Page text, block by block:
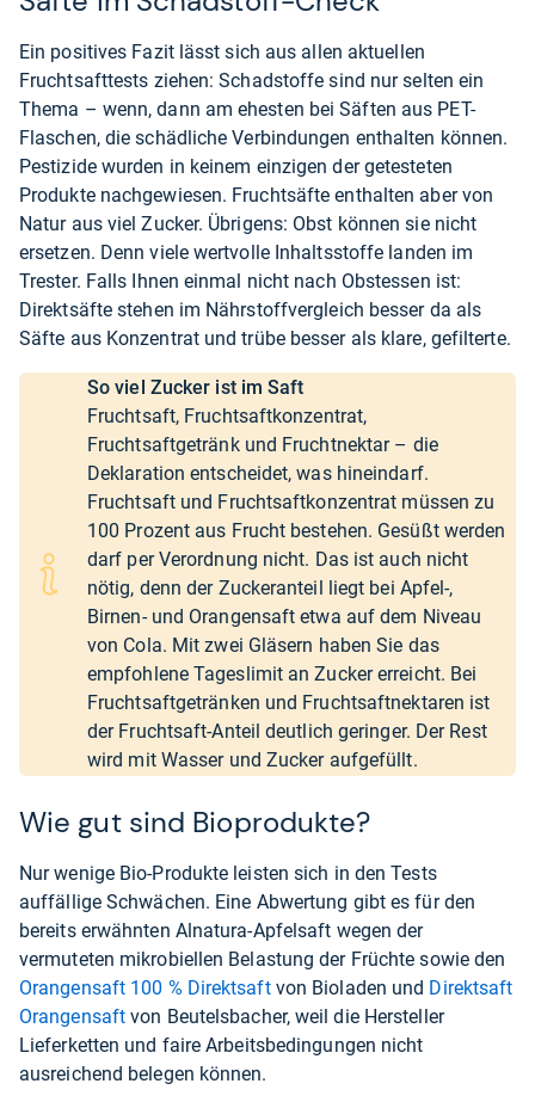
Ein positives Fazit lässt sich aus allen aktuellen
Fruchtsafttests ziehen: Schadstoffe sind nur selten ein
Thema – wenn, dann am ehesten bei Säften aus PET-
Flaschen, die schädliche Verbindungen enthalten können.
Pestizide wurden in keinem einzigen der getesteten
Produkte nachgewiesen. Fruchtsäfte enthalten aber von
Natur aus viel Zucker. Übrigens: Obst können sie nicht
ersetzen. Denn viele wertvolle Inhaltsstoffe landen im
Trester. Falls Ihnen einmal nicht nach Obstessen ist:
Direktsäfte stehen im Nährstoffvergleich besser da als
Säfte aus Konzentrat und trübe besser als klare, gefilterte.
So viel Zucker ist im Saft
Fruchtsaft, Fruchtsaftkonzentrat,
Fruchtsaftgetränk und Fruchtnektar – die
Deklaration entscheidet, was hineindarf.
Fruchtsaft und Fruchtsaftkonzentrat müssen zu
100 Prozent aus Frucht bestehen. Gesüßt werden
darf per Verordnung nicht. Das ist auch nicht
nötig, denn der Zuckeranteil liegt bei Apfel-,
Birnen- und Orangensaft etwa auf dem Niveau
von Cola. Mit zwei Gläsern haben Sie das
empfohlene Tageslimit an Zucker erreicht. Bei
Fruchtsaftgetränken und Fruchtsaftnektaren ist
der Fruchtsaft-Anteil deutlich geringer. Der Rest
wird mit Wasser und Zucker aufgefüllt.
Wie gut sind Bioprodukte?
Nur wenige Bio-Produkte leisten sich in den Tests
auffällige Schwächen. Eine Abwertung gibt es für den
bereits erwähnten Alnatura-Apfelsaft wegen der
vermuteten mikrobiellen Belastung der Früchte sowie den
Orangensaft 100 % Direktsaftvon Bioladen und Direktsaft
Orangensaft von Beutelsbacher, weil die Hersteller
Lieferketten und faire Arbeitsbedingungen nicht
ausreichend belegen können.